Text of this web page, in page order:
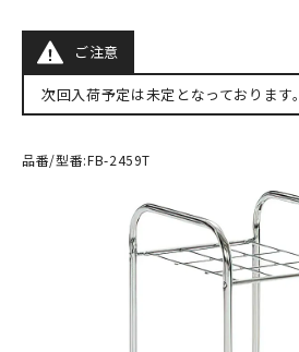
ご注意
次回入荷予定は未定となっております。
品番/型番:FB-2459T